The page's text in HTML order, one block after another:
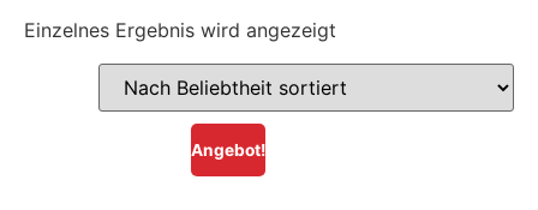
Einzelnes Ergebnis wird angezeigt
Angebot!